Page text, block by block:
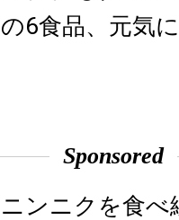
の6食品、元気
Sponsored
ニンニクを食べ